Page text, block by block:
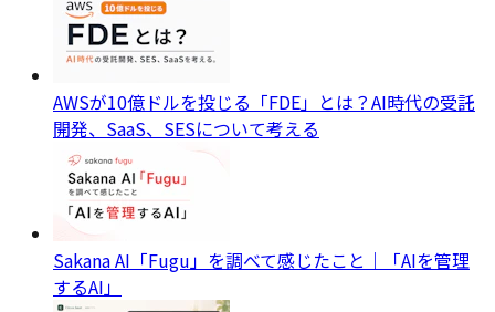
AWSが10億ドルを投じる「FDE」とは？AI時代の受託
開発、SaaS、SESについて考える
Sakana AI「Fugu」を調べて感じたこと｜「AIを管理
するAI」